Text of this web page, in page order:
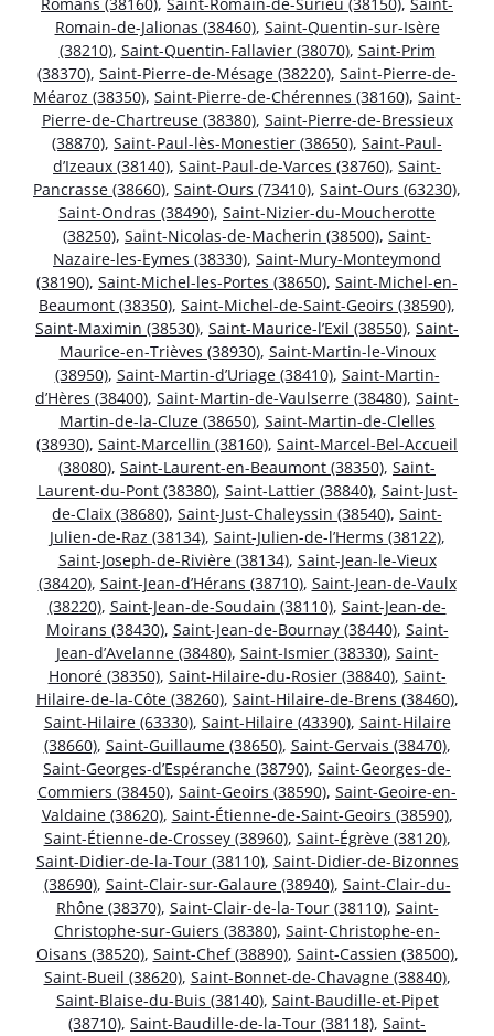
Romain-de-Jalionas (38460), Saint-Quentin-sur-Isère
(38210), Saint-Quentin-Fallavier (38070), Saint-Prim
(38370), Saint-Pierre-de-Mésage (38220), Saint-Pierre-de-
Méaroz (38350), Saint-Pierre-de-Chérennes (38160), Saint-
Pierre-de-Chartreuse (38380), Saint-Pierre-de-Bressieux
(38870), Saint-Paul-lès-Monestier (38650), Saint-Paul-
d’Izeaux (38140), Saint-Paul-de-Varces (38760), Saint-
Pancrasse (38660), Saint-Ours (73410), Saint-Ours (63230),
Saint-Ondras (38490), Saint-Nizier-du-Moucherotte
(38250), Saint-Nicolas-de-Macherin (38500), Saint-
Nazaire-les-Eymes (38330), Saint-Mury-Monteymond
(38190), Saint-Michel-les-Portes (38650), Saint-Michel-en-
Beaumont (38350), Saint-Michel-de-Saint-Geoirs (38590),
Saint-Maximin (38530), Saint-Maurice-l’Exil (38550), Saint-
Maurice-en-Trièves (38930), Saint-Martin-le-Vinoux
(38950), Saint-Martin-d’Uriage (38410), Saint-Martin-
d’Hères (38400), Saint-Martin-de-Vaulserre (38480), Saint-
Martin-de-la-Cluze (38650), Saint-Martin-de-Clelles
(38930), Saint-Marcellin (38160), Saint-Marcel-Bel-Accueil
(38080), Saint-Laurent-en-Beaumont (38350), Saint-
Laurent-du-Pont (38380), Saint-Lattier (38840), Saint-Just-
de-Claix (38680), Saint-Just-Chaleyssin (38540), Saint-
Julien-de-Raz (38134), Saint-Julien-de-l’Herms (38122),
Saint-Joseph-de-Rivière (38134), Saint-Jean-le-Vieux
(38420), Saint-Jean-d’Hérans (38710), Saint-Jean-de-Vaulx
(38220), Saint-Jean-de-Soudain (38110), Saint-Jean-de-
Moirans (38430), Saint-Jean-de-Bournay (38440), Saint-
Jean-d’Avelanne (38480), Saint-Ismier (38330), Saint-
Honoré (38350), Saint-Hilaire-du-Rosier (38840), Saint-
Hilaire-de-la-Côte (38260), Saint-Hilaire-de-Brens (38460),
Saint-Hilaire (63330), Saint-Hilaire (43390), Saint-Hilaire
(38660), Saint-Guillaume (38650), Saint-Gervais (38470),
Saint-Georges-d’Espéranche (38790), Saint-Georges-de-
Commiers (38450), Saint-Geoirs (38590), Saint-Geoire-en-
Valdaine (38620), Saint-Étienne-de-Saint-Geoirs (38590),
Saint-Étienne-de-Crossey (38960), Saint-Égrève (38120),
Saint-Didier-de-la-Tour (38110), Saint-Didier-de-Bizonnes
(38690), Saint-Clair-sur-Galaure (38940), Saint-Clair-du-
Rhône (38370), Saint-Clair-de-la-Tour (38110), Saint-
Christophe-sur-Guiers (38380), Saint-Christophe-en-
Oisans (38520), Saint-Chef (38890), Saint-Cassien (38500),
Saint-Bueil (38620), Saint-Bonnet-de-Chavagne (38840),
Saint-Blaise-du-Buis (38140), Saint-Baudille-et-Pipet
(38710), Saint-Baudille-de-la-Tour (38118), Saint-